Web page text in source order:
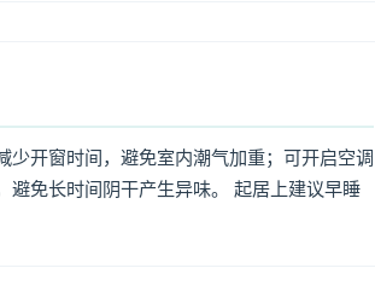
开窗时间，避免室内潮气加重；可开启空调
避免长时间阴干产生异味。 起居上建议早睡